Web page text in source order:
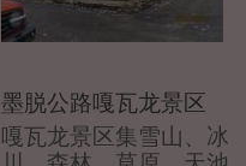
墨脱公路嘎瓦龙景区
嘎瓦龙景区集雪山、冰